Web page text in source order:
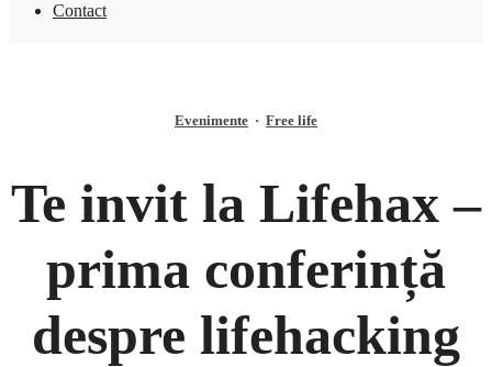
Contact
Evenimente · Free life
Te invit la Lifehax –
prima conferință
despre lifehacking